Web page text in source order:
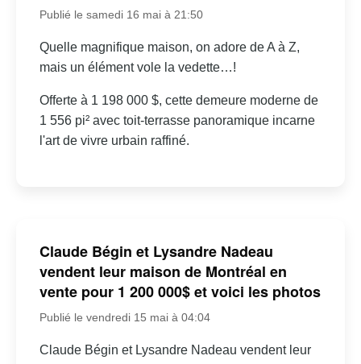
Publié le samedi 16 mai à 21:50
Quelle magnifique maison, on adore de A à Z,
mais un élément vole la vedette…!
Offerte à 1 198 000 $, cette demeure moderne de
1 556 pi² avec toit-terrasse panoramique incarne
l'art de vivre urbain raffiné.
Claude Bégin et Lysandre Nadeau
vendent leur maison de Montréal en
vente pour 1 200 000$ et voici les photos
Publié le vendredi 15 mai à 04:04
Claude Bégin et Lysandre Nadeau vendent leur